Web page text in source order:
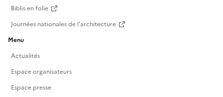
Biblis en folie
Journées nationales de l'architecture
Menu
Actualités
Espace organisateurs
Espace presse